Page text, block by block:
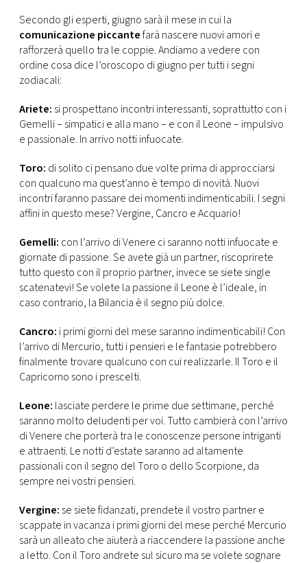
Secondo gli esperti, giugno sarà il mese in cui la
comunicazione piccantefarà nascere nuovi amori e
rafforzerà quello tra le coppie. Andiamo a vedere con
ordine cosa dice l’oroscopo di giugno per tutti i segni
zodiacali:
Ariete: si prospettano incontri interessanti, soprattutto con i
Gemelli – simpatici e alla mano – e con il Leone – impulsivo
e passionale. In arrivo notti infuocate.
Toro: di solito ci pensano due volte prima di approcciarsi
con qualcuno ma quest’anno è tempo di novità. Nuovi
incontri faranno passare dei momenti indimenticabili. I segni
affini in questo mese? Vergine, Cancro e Acquario!
Gemelli: con l’arrivo di Venere ci saranno notti infuocate e
giornate di passione. Se avete già un partner, riscoprirete
tutto questo con il proprio partner, invece se siete single
scatenatevi! Se volete la passione il Leone è l’ideale, in
caso contrario, la Bilancia è il segno più dolce.
Cancro: i primi giorni del mese saranno indimenticabili! Con
l’arrivo di Mercurio, tutti i pensieri e le fantasie potrebbero
finalmente trovare qualcuno con cui realizzarle. Il Toro e il
Capricorno sono i prescelti.
Leone: lasciate perdere le prime due settimane, perché
saranno molto deludenti per voi. Tutto cambierà con l’arrivo
di Venere che porterà tra le conoscenze persone intriganti
e attraenti. Le notti d’estate saranno ad altamente
passionali con il segno del Toro o dello Scorpione, da
sempre nei vostri pensieri.
Vergine: se siete fidanzati, prendete il vostro partner e
scappate in vacanza i primi giorni del mese perché Mercurio
sarà un alleato che aiuterà a riaccendere la passione anche
a letto. Con il Toro andrete sul sicuro ma se volete sognare